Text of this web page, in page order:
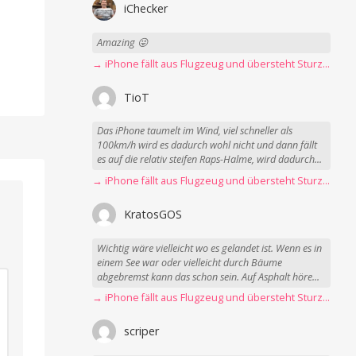
iChecker
Amazing 😜
→ iPhone fällt aus Flugzeug und übersteht Sturz unbeschadet
TioT
Das iPhone taumelt im Wind, viel schneller als
100km/h wird es dadurch wohl nicht und dann fällt
es auf die relativ steifen Raps-Halme, wird dadurch...
→ iPhone fällt aus Flugzeug und übersteht Sturz unbeschadet
KratosGOS
Wichtig wäre vielleicht wo es gelandet ist. Wenn es in
einem See war oder vielleicht durch Bäume
abgebremst kann das schon sein. Auf Asphalt höre...
→ iPhone fällt aus Flugzeug und übersteht Sturz unbeschadet
scriper